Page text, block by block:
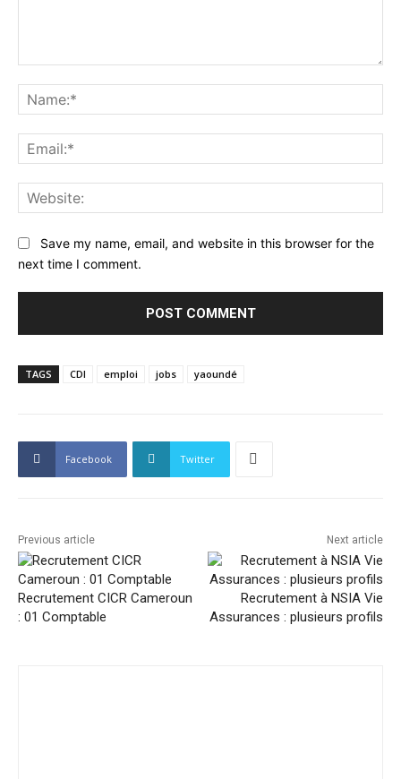
Save my name, email, and website in this browser for the
next time I comment.
TAGS CDI emploi jobs yaoundé
Facebook Twitter
Previous article
Recrutement CICR Cameroun
: 01 Comptable
Next article
Recrutement à NSIA Vie
Assurances : plusieurs profils